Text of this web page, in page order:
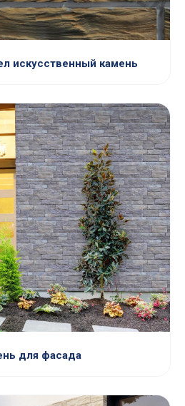
искусственный камень
для фасада